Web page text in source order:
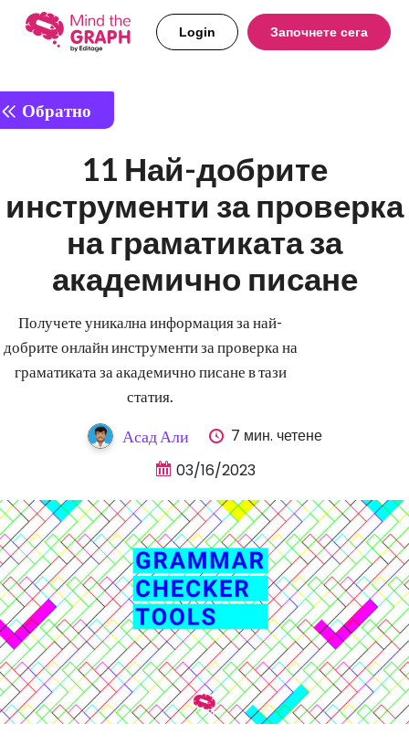
Login Започнете сега
Обратно
11 Най-добрите
инструменти за проверка
на граматиката за
академично писане
Получете уникална информация за най-
добрите онлайн инструменти за проверка на
граматиката за академично писане в тази
статия.
Асад Али
7 мин. четене
03/16/2023